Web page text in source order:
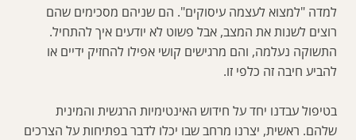
למדה "למצוא לעצמה עיסוקים". הם שניהם מסכימים שהם
רוצים לשנות את המצב, אבל פשוט לא יודעים איך להתחיל.
התשוקה נעלמה, והם מרגישים קושי אפילו להחזיק ידיים או
להביע חיבה זה כלפי זו.
בטיפול עבדנו יחד על חידוש האינטימיות הרגשית והמינית
שלהם. ראשית, יצרנו מרחב שבו יכלו לדבר בפתיחות על הצרכים